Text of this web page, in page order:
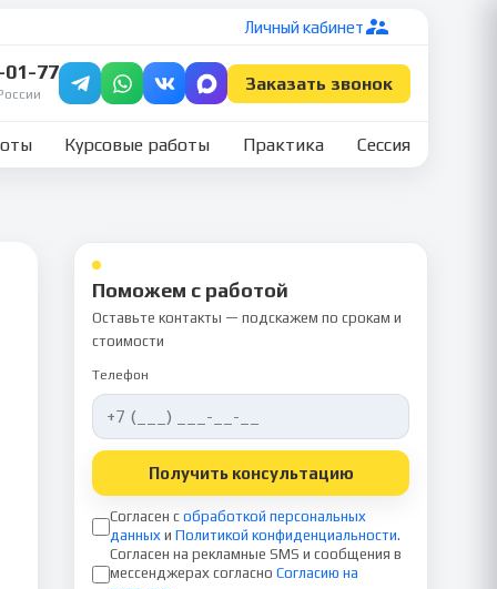
Личный кабинет
01-77 Заказать звонок
Курсовые работы Практика Сессия
Поможем с работой
Оставьте контакты — подскажем по срокам и
стоимости
Телефон
Получить консультацию
Согласен с обработкой персональных
данных и Политикой конфиденциальности.
Согласен на рекламные SMS и сообщения в
мессенджерах согласно Согласию на